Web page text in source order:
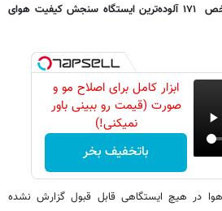
امروز شهرداری منطقه ۱۵ با شاخص ۱۷۱ آلوده‌ترین ایستگاه سنجش کیفیت هوای
ابزار کامل برای اصلاح مو و
صورت (قیمت رو ببینی باور
نمیکنی!)
باتخفیف بخر
در هیچ ایستگاهی قابل قبول گزارش نشده‌